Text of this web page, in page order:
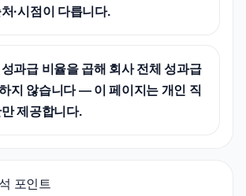
·시점이 다릅니다.
과급 비율을 곱해 회사 전체 성과급
지 않습니다 — 이 페이지는 개인 직
제공합니다.
포인트